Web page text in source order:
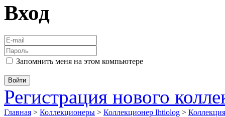
Вход
Запомнить меня на этом компьютере
Регистрация нового
Главная > Коллекционеры > Коллекционер Ihtiolog >